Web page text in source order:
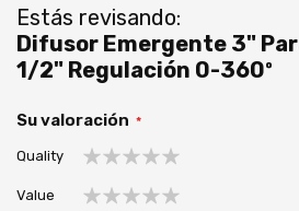
Estás revisando:
Difusor Emergente 3"
1/2" Regulación 0-360º
Su valoración
Quality
estrella
estrellas
estrellas
estrellas
estrellas
Value